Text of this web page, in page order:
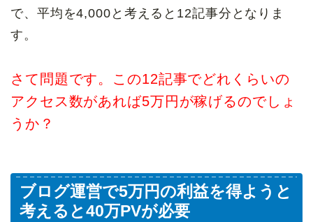
で、平均を4,000と考えると12記事分となりま
す。
さて問題です。この12記事でどれくらいの
アクセス数があれば5万円が稼げるのでしょ
うか？
ブログ運営で5万円の利益を得ようと
考えると40万PVが必要